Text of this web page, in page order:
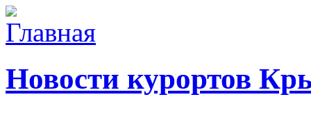
Новости курортов